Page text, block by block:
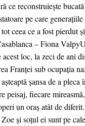
ce reconstruiește
pe care
ceea ce a fost pierdut
– Fiona
acest loc, la zeci de ani
Franței sub ocupația
șansa de a
peisaj, fiecare
un oraș atât de
și soțul ei sunt pe